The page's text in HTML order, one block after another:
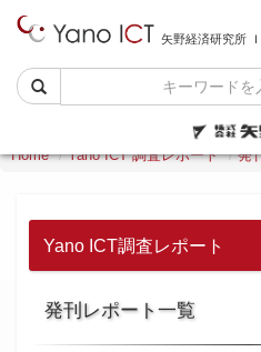
矢野経済研究所
Home Yano ICT 調査レポート 発
Yano ICT調査レポート
発刊レポート一覧